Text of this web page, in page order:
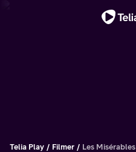
Telia Play Filmer Les Misérables